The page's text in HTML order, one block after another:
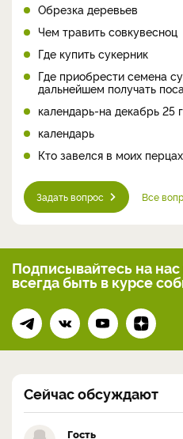
Обрезка деревьев
Чем травить совкувесноц
Где купить сукерник
Где приобрести семена
дальнейшем получать
календарь-на декабрь 25 г
календарь
Кто завелся в моих
Задать вопрос Все
Подписывайтесь на нас
всегдабыть в курсе
Сейчас обсуждают
Гость